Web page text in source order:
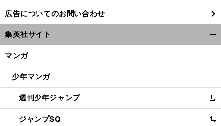
し
い
ウ
ィ
ン
ウ
開
く
広告についてのお問い合わせ
集英社サイト
マンガ
少年マンガ
週刊少年ジャンプ
新
し
い
ジャンプSQ
新